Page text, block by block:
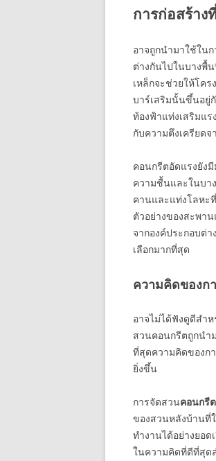
การก่อสร้า
อาจถูกนำมาใช้ใน
ต่างกันไปในบางพื้
เหล็กจะช่วยให้โค
บาร์เสริมนั้นขึ้นอยู่
ท้องฟ้าแท่งเสริมแ
กับความตึงเครียดจ
คอนกรีตอัดแรงยัง
ความชื้นและในบา
คานและแท่งโลหะ
ตัวอย่างของสะพา
จากองค์ประกอบต่
เลือกมากที่สุด
ความคิดของก
อาจไม่ได้ฟังดูดีสำ
สวนคอนกรีตถูกนำ
ที่สุดความคิดของก
ยิ่งขึ้น
การจัดสวนคอนกรี
ของสวนหลังบ้านที่
ทำงานได้อย่างยอ
ในความคิดที่ดีที่สุด